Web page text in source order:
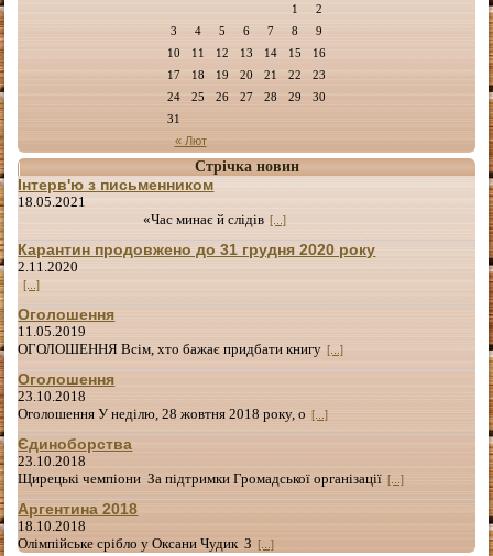
« Лют
1
2
3
4 5 6 7 8
9
10
11 12 13 14 15
16
17
18 19 20 21 22
23
24
25 26 27 28 29
30
31
Стрічка новин
Інтерв'ю з письменником
18.05.2021
«Час минає й слідів [...]
Карантин продовжено до 31 грудня 2020 року
2.11.2020
[...]
Оголошення
11.05.2019
ОГОЛОШЕННЯ Всім, хто бажає придбати книгу [...]
Оголошення
23.10.2018
Оголошення У неділю, 28 жовтня 2018 року, о [...]
Єдиноборства
23.10.2018
Щирецькі чемпіони За підтримки Громадської організації [...]
Аргентина 2018
18.10.2018
Олімпійське срібло у Оксани Чудик З [...]